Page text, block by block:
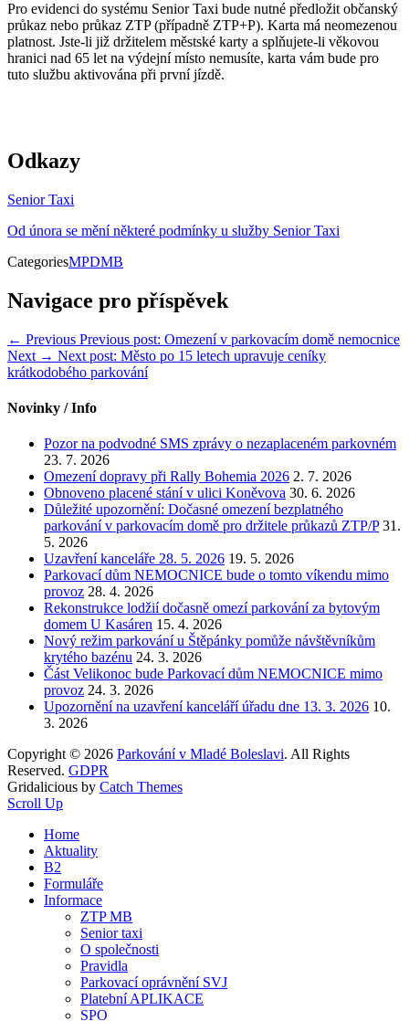
Pro evidenci do systému Senior Taxi bude nutné předložit občanský
průkaz nebo průkaz ZTP (případně ZTP+P). Karta má neomezenou
platnost. Jste-li již držitelem městské karty a splňujete-li věkovou
hranici nad 65 let na výdejní místo nemusíte, karta vám bude pro
tuto službu aktivována při první jízdě.
Odkazy
Senior Taxi
Od února se mění některé podmínky u služby Senior Taxi
CategoriesMPDMB
Navigace pro příspěvek
← Previous Previous post: Omezení v parkovacím domě nemocnice
Next → Next post: Město po 15 letech upravuje ceníky
krátkodobého parkování
Novinky / Info
Pozor na podvodné SMS zprávy o nezaplaceném parkovném
23. 7. 2026
Omezení dopravy při Rally Bohemia 2026 2. 7. 2026
Obnoveno placené stání v ulici Koněvova 30. 6. 2026
Důležité upozornění: Dočasné omezení bezplatného
parkování v parkovacím domě pro držitele průkazů ZTP/P 31.
5. 2026
Uzavření kanceláře 28. 5. 2026 19. 5. 2026
Parkovací dům NEMOCNICE bude o tomto víkendu mimo
provoz 28. 4. 2026
Rekonstrukce lodžií dočasně omezí parkování za bytovým
domem U Kasáren 15. 4. 2026
Nový režim parkování u Štěpánky pomůže návštěvníkům
krytého bazénu 24. 3. 2026
Část Velikonoc bude Parkovací dům NEMOCNICE mimo
provoz 24. 3. 2026
Upozornění na uzavření kanceláří úřadu dne 13. 3. 2026 10.
3. 2026
Copyright © 2026 Parkování v Mladé Boleslavi. All Rights
Reserved. GDPR
Gridalicious by Catch Themes
Scroll Up
Home
Aktuality
B2
Formuláře
Informace
ZTP MB
Senior taxi
O společnosti
Pravidla
Parkovací oprávnění SVJ
Platební APLIKACE
SPO